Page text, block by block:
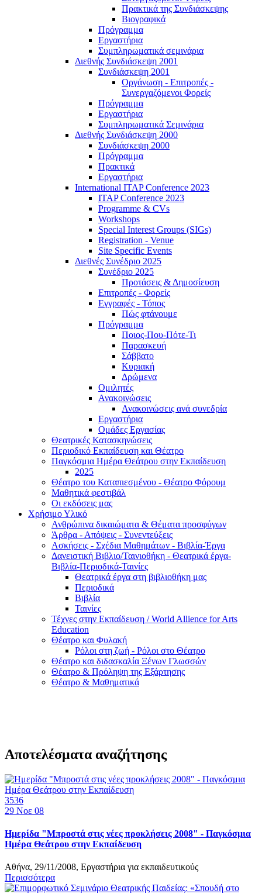
Πρακτικά της Συνδιάσκεψης
Βιογραφικά
Πρόγραμμα
Εργαστήρια
Συμπληρωματικά σεμινάρια
Διεθνής Συνδιάσκεψη 2001
Συνδιάσκεψη 2001
Οργάνωση - Επιτροπές -
Συνεργαζόμενοι Φορείς
Πρόγραμμα
Εργαστήρια
Συμπληρωματικά Σεμινάρια
Διεθνής Συνδιάσκεψη 2000
Συνδιάσκεψη 2000
Πρόγραμμα
Πρακτικά
Εργαστήρια
International ITAP Conference 2023
ITAP Conference 2023
Programme & CVs
Workshops
Special Interest Groups (SIGs)
Registration - Venue
Site Specific Events
Διεθνές Συνέδριο 2025
Συνέδριο 2025
Προτάσεις & Δημοσίευση
Επιτροπές - Φορείς
Εγγραφές - Τόπος
Πώς φτάνουμε
Πρόγραμμα
Ποιος-Που-Πότε-Τι
Παρασκευή
Σάββατο
Κυριακή
Δρώμενα
Ομιλητές
Ανακοινώσεις
Ανακοινώσεις ανά συνεδρία
Εργαστήρια
Ομάδες Εργασίας
Θεατρικές Κατασκηνώσεις
Περιοδικό Εκπαίδευση και Θέατρο
Παγκόσμια Ημέρα Θεάτρου στην Εκπαίδευση
2025
Θέατρο του Καταπιεσμένου - Θέατρο Φόρουμ
Μαθητικά φεστιβάλ
Οι εκδόσεις μας
Χρήσιμο Υλικό
Ανθρώπινα δικαιώματα & Θέματα προσφύγων
Άρθρα - Απόψεις - Συνεντεύξεις
Ασκήσεις - Σχέδια Μαθημάτων - Βιβλία-Έργα
Δανειστική Βιβλιο/Ταινιοθήκη - Θεατρικά έργα-
Βιβλία-Περιοδικά-Ταινίες
Θεατρικά έργα στη βιβλιοθήκη μας
Περιοδικά
Βιβλία
Ταινίες
Τέχνες στην Εκπαίδευση / World Allience for Arts
Education
Θέατρο και Φυλακή
Ρόλοι στη ζωή - Ρόλοι στο Θέατρο
Θέατρο και διδασκαλία Ξένων Γλωσσών
Θέατρο & Πρόληψη της Εξάρτησης
Θέατρο & Μαθηματικά
Αποτελέσματα αναζήτησης
3536
29 Νοε 08
Ημερίδα "Μπροστά στις νέες προκλήσεις 2008" - Παγκόσμια
Ημέρα Θεάτρου στην Εκπαίδευση
Αθήνα, 29/11/2008, Εργαστήρια για εκπαιδευτικούς
Περισσότερα